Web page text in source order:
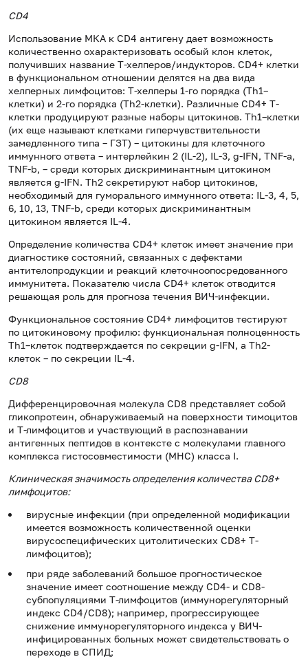
СD4
Использование МКА к CD4 антигену дает возможность
количественно охарактеризовать особый клон клеток,
получивших название Т-хелперов/индукторов. СD4+ клетки
в функциональном отношении делятся на два вида
хелперных лимфоцитов: Т-хелперы 1-го порядка (Th1–
клетки) и 2-го порядка (Th2-клетки). Различные CD4+ Т-
клетки продуцируют разные наборы цитокинов. Th1–клетки
(их еще называют клетками гиперчувствительности
замедленного типа – ГЗТ) – цитокины для клеточного
иммунного ответа – интерлейкин 2 (IL-2), IL-3, g-IFN, TNF-a,
TNF-b, – среди которых дискриминантным цитокином
является g-IFN. Th2 секретируют набор цитокинов,
необходимый для гуморального иммунного ответа: IL-3, 4, 5,
6, 10, 13, TNF-b, среди которых дискриминантным
цитокином является IL-4.
Определение количества CD4+ клеток имеет значение при
диагностике состояний, связанных с дефектами
антителопродукции и реакций клеточноопосредованного
иммунитета. Показателю числа CD4+ клеток отводится
решающая роль для прогноза течения ВИЧ-инфекции.
Функциональное состояние CD4+ лимфоцитов тестируют
по цитокиновому профилю: функциональная полноценность
Th1–клеток подтверждается по секреции g-IFN, а Th2-
клеток – по секреции IL-4.
СD8
Дифференцировочная молекула CD8 представляет собой
гликопротеин, обнаруживаемый на поверхности тимоцитов
и Т-лимфоцитов и участвующий в распознавании
антигенных пептидов в контексте с молекулами главного
комплекса гистосовместимости (MHC) класса I.
Клиническая значимость определения количества СD8+
лимфоцитов:
вирусные инфекции (при определенной модификации
имеется возможность количественной оценки
вирусоспецифических цитолитических CD8+ Т-
лимфоцитов);
при ряде заболеваний большое прогностическое
значение имеет соотношение между CD4- и CD8-
субпопуляциями Т-лимфоцитов (иммунорегуляторный
индекс CD4/CD8); например, прогрессирующее
снижение иммунорегуляторного индекса у ВИЧ-
инфицированных больных может свидетельствовать о
переходе в СПИД;